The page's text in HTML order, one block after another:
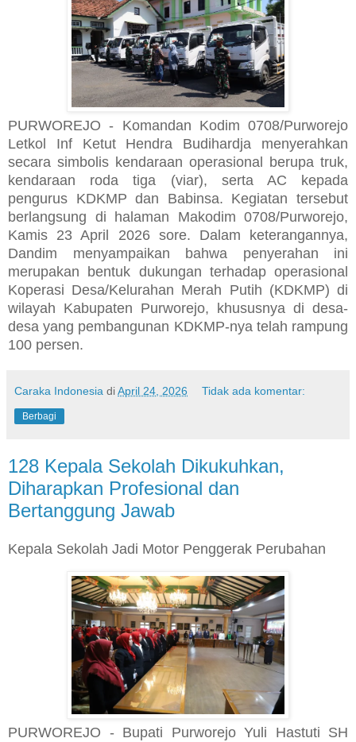
PURWOREJO - Komandan Kodim 0708/Purworejo
Letkol Inf Ketut Hendra Budihardja menyerahkan
secara simbolis kendaraan operasional berupa truk,
kendaraan roda tiga (viar), serta AC kepada
pengurus KDKMP dan Babinsa. Kegiatan tersebut
berlangsung di halaman Makodim 0708/Purworejo,
Kamis 23 April 2026 sore. Dalam keterangannya,
Dandim menyampaikan bahwa penyerahan ini
merupakan bentuk dukungan terhadap operasional
Koperasi Desa/Kelurahan Merah Putih (KDKMP) di
wilayah Kabupaten Purworejo, khususnya di desa-
desa yang pembangunan KDKMP-nya telah rampung
100 persen.
Caraka Indonesia diApril 24, 2026 Tidak ada komentar:
Berbagi
128 Kepala Sekolah Dikukuhkan,
Diharapkan Profesional dan
Bertanggung Jawab
Kepala Sekolah Jadi Motor Penggerak Perubahan
PURWOREJO - Bupati Purworejo Yuli Hastuti SH